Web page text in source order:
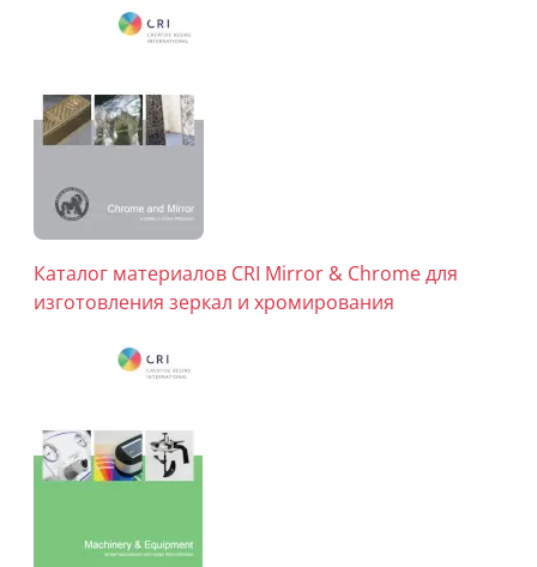
Каталог материалов CRI Mirror & Chrome для
изготовления зеркал и хромирования